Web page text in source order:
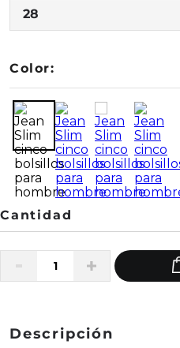
28
Color:
Descripción